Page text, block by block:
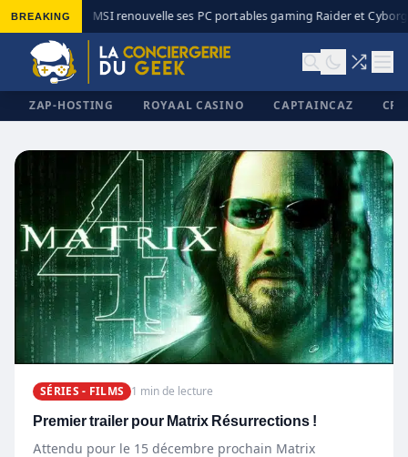
BREAKING MSI renouvelle ses PC portables gaming Raider et
ZAP-HOSTING ROYAAL CASINO CAPTAINCAZ
✕
SÉRIES - FILMS 1 min de lecture
Premier trailer pour Matrix Résurrections !
Attendu pour le 15 décembre prochain Matrix